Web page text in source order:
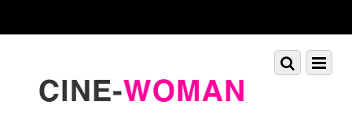
down
Menu
Scroll
down